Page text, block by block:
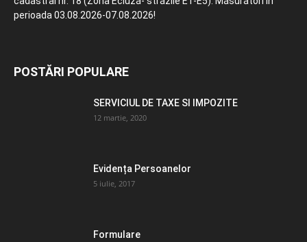
perioada 03.08.2026-07.08.2026!
POSTĂRI POPULARE
SERVICIUL DE TAXE SI IMPOZITE
12 martie, 2020
Evidența Persoanelor
5 iulie, 2017
Formulare